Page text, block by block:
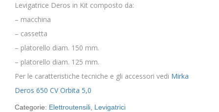
Levigatrice Deros in Kit composto da:
– macchina
– cassetta
– platorello diam. 150 mm.
– platorello diam. 125 mm.
Per le caratteristiche tecniche e gli accessori vedi Mirka
Deros 650 CV Orbita 5,0
Categorie: Elettroutensili, Levigatrici